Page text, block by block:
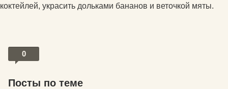
коктейлей, украсить дольками бананов и веточкой мяты.
0
Посты по теме